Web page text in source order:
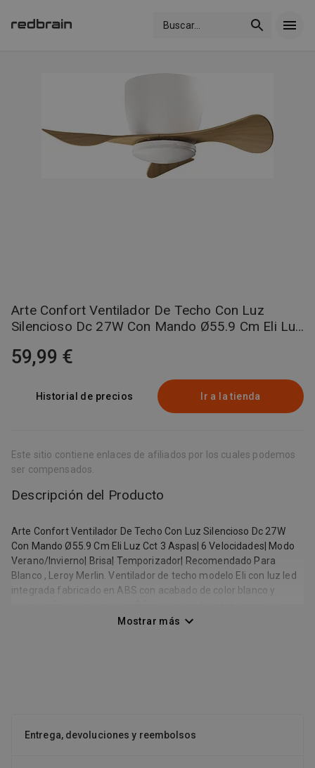
Buscar...
Arte Confort Ventilador De Techo Con Luz
Silencioso Dc 27W Con Mando Ø55.9 Cm Eli Luz
Verano/Invierno| Brisa| Temporizador|
59,99 €
Historial de precios Ir a la tienda
Este sitio contiene enlaces de afiliados por los cuales podemos
ser compensados.
Descripción del Producto
Arte Confort Ventilador De Techo Con Luz Silencioso Dc 27W
Con Mando Ø55.9 Cm Eli Luz Cct 3 Aspas| 6 Velocidades| Modo
Verano/Invierno| Brisa| Temporizador| Recomendado Para
Blanco , Leroy Merlin. Ventilador de techo modelo Eli con luz led
integrada fabricado en ABS con acabado de color blanco y
ventaja frente a los motores AC (corriente alterna), es más
reversible (invierno-verano), que consiste en invertir el giro de
Mostrar más
Entrega, devoluciones y reembolsos